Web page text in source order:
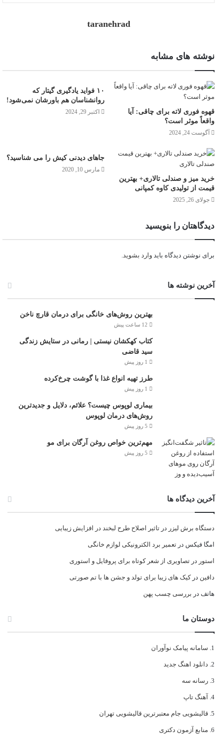
taranehrad
نوشته های مشابه
قهوه فوری لاته برای چاقی: آیا
واقعاً موثر است؟
آگوست 24, 2024
۱۰ فواید یادگیری گیتار که
روانشناسان هم باورشان نمی‌شود!
اکتبر 29, 2024
خرید میز و صندلی تالاری+ بهترین
قیمت از تولیدی کاوه کمپانی
جولای 26, 2025
جاهای دیدنی کیش را می شناسید؟
مارس 10, 2020
دیدگاهتان را بنویسید
برای نوشتن دیدگاه باید وارد بشوید.
آخرین نوشته ها
بهترین روش‌های خانگی برای درمان قارچ ناخن
12 ساعت پیش
کتاب کهکشان نیستی | رمانی در ستایش زندگی
سید قاضی
1 روز پیش
طرز تهیه انواع غذا با گوشت چرخ‌کرده
1 روز پیش
بیماری لوپوس چیست؟ علائم، دلایل و جدیدترین
روش‌های درمان لوپوس
5 روز پیش
مهم‌ترین خواص روغن آرگان برای مو
5 روز پیش
آخرین دیدگاه ها
دستگاه برش لیزر در تاثیر اصلاح طرح لبخند در افزایش زیبایی
امگا فیکس در تعمیر برد الکترونیکی لوازم خانگی
استور در تصاویری از شعر کوتاه برای پروفایل و استوری
دافین درکیک های زیبا برای تولد و جشن ها با تم صورتی
هاتف در بررسی چسب پهن
دوستان ما
سامانه پیامک نوآوران
دانلود اهنگ جدید
رسانه سه
آهنگ تاپ
قالیشویی جام معتبرترین قالیشویی تهران
منابع آزمون دکتری